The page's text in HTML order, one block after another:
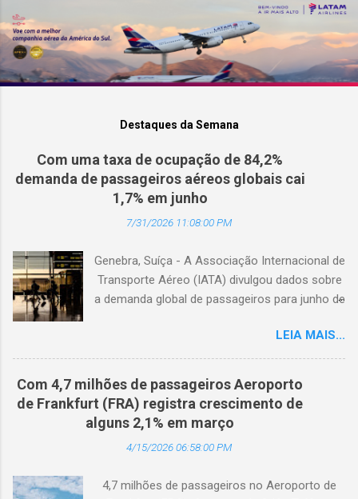
Destaques da Semana
Com uma taxa de ocupação de 84,2%
demanda de passageiros aéreos globais cai
1,7% em junho
7/31/2026 11:08:00 PM
Genebra, Suíça - A Associação Internacional de
Transporte Aéreo (IATA) divulgou dados sobre
a demanda global de passageiros para junho de
passageiros-quilômetro pagos (RPK), caiu 1,7%
em comparação com junho de 2025. Excluindo
o Oriente Médio, a demanda diminuiu 0,6%. A
capacidade total, medida em assentos-
quilômetro disponíveis (ASK), diminuiu 1,3% em
relação ao ano anterior. A taxa de ocupação foi
de 84,2% (-0,4 ponto percentual em
internacional caiu 0,9% em comparação com
LEIA MAIS...
Com 4,7 milhões de passageiros Aeroporto
de Frankfurt (FRA) registra crescimento de
alguns 2,1% em março
4/15/2026 06:58:00 PM
4,7 milhões de passageiros no Aeroporto de